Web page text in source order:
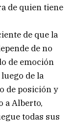
de quien tiene
de que la
de no
de emoción
de la
de posición y
a Alberto,
todas sus